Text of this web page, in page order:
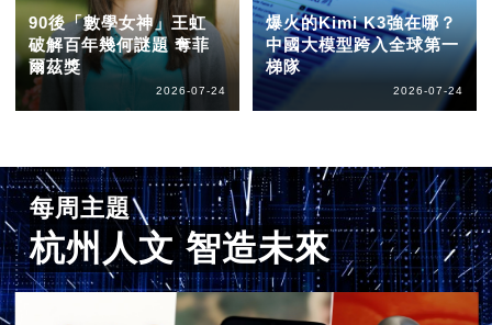
90後「數學女神」王虹
破解百年幾何謎題 奪菲
爾茲獎
2026-07-24
爆火的Kimi K3強在哪？
中國大模型跨入全球第一
梯隊
2026-07-24
每周主題
杭州人文 智造未來